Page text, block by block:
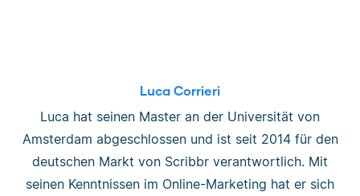
Luca Corrieri
Luca hat seinen Master an der Universität von
Amsterdam abgeschlossen und ist seit 2014 für den
deutschen Markt von Scribbr verantwortlich. Mit
seinen Kenntnissen im Online-Marketing hat er sich